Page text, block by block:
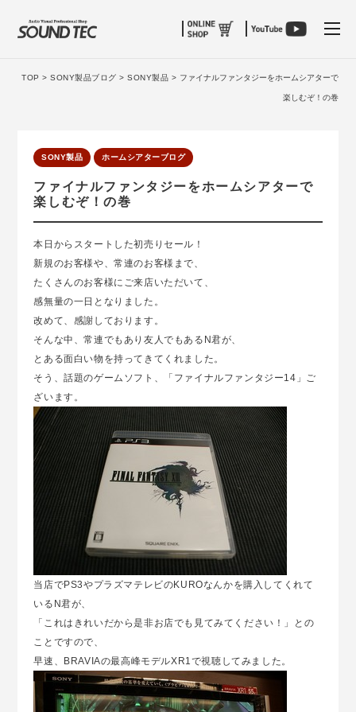
TOP >SONY製品ブログ >SONY製品 > ファイナルファンタジーをホームシアターで
楽しむぞ！の巻
SONY製品 ホームシアターブログ
ファイナルファンタジーをホームシアターで
楽しむぞ！の巻
本日からスタートした初売りセール！
新規のお客様や、常連のお客様まで、
たくさんのお客様にご来店いただいて、
感無量の一日となりました。
改めて、感謝しております。
そんな中、常連でもあり友人でもあるN君が、
とある面白い物を持ってきてくれました。
そう、話題のゲームソフト、「ファイナルファンタジー14」ご
ざいます。
当店でPS3やプラズマテレビのKUROなんかを購入してくれて
いるN君が、
「これはきれいだから是非お店でも見てみてください！」との
ことですので、
早速、BRAVIAの最高峰モデルXR1で視聴してみました。